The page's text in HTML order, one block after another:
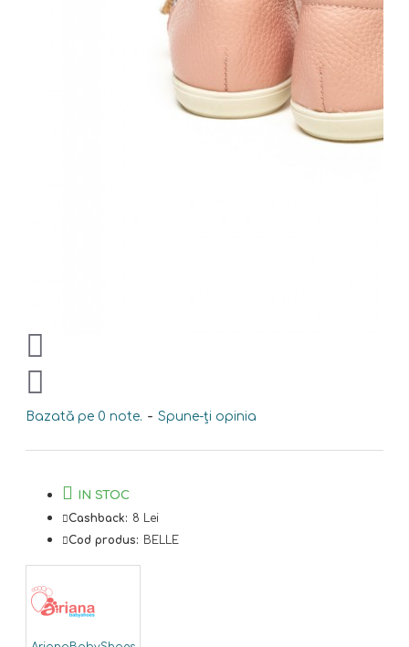
Bazată pe 0 note. - Spune-ţi opinia
IN STOC
Cashback: 8 Lei
Cod produs: BELLE